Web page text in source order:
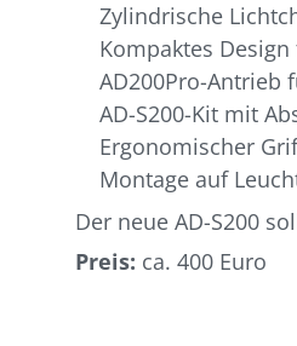
Zylindrische
Kompaktes
AD200Pro-Antrieb
AD-S200-Kit mit
Ergonomischer
Montage auf
Der neue AD-S200
Preis: ca. 400 Euro